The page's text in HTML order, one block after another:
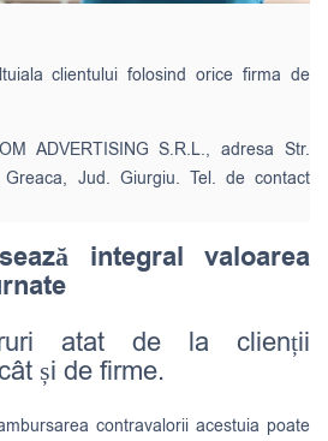
clientului folosind orice firma de
ADVERTISING S.R.L., adresa Str.
Jud. Giurgiu. Tel. de contact
integral valoarea
atat de la clienții
și de firme.
contravalorii acestuia poate